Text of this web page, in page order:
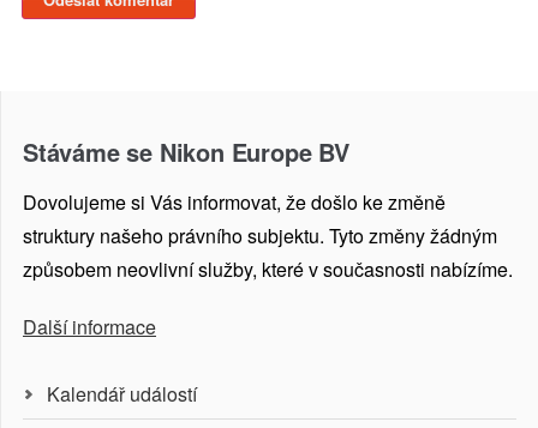
Stáváme se Nikon Europe BV
Dovolujeme si Vás informovat, že došlo ke změně
struktury našeho právního subjektu. Tyto změny žádným
způsobem neovlivní služby, které v současnosti nabízíme.
Další informace
Kalendář událostí